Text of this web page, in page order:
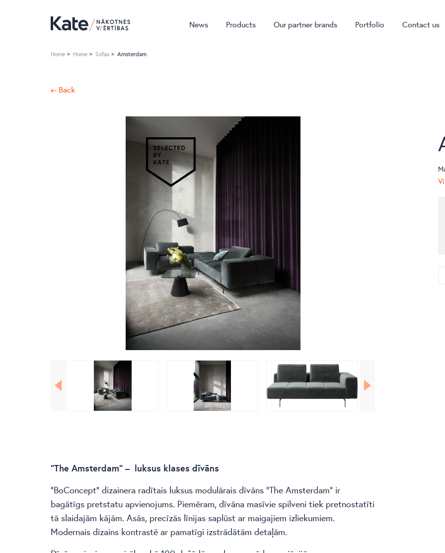
News Products Our partner brands Portfolio Contact us
Home Home Sofas Amsterdam
← Back
“The Amsterdam” – luksus klases dīvāns
“BoConcept” dizainera radītais luksus modulārais dīvāns “The Amsterdam” ir
bagātīgs pretstatu apvienojums. Piemēram, dīvāna masīvie spilveni tiek pretnostatīti
tā slaidajām kājām. Asās, precīzās līnijas saplūst ar maigajiem izliekumiem.
Modernais dizains kontrastē ar pamatīgi izstrādātām detaļām.